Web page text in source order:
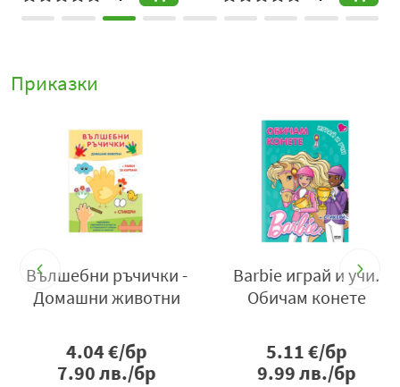
Приказки
Вълшебни ръчички -
Домашни животни
4.04€/бр
7.90лв./бр
Barbie играй и учи.
Обичам конете
5.11€/бр
9.99лв./бр